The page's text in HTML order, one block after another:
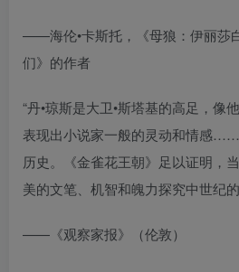
——海伦•卡斯托，《母狼：伊丽莎
们》的作者
“丹•琼斯是大卫•斯塔基的高足，像
表现出小说家一般的灵动和情感
历史。《金雀花王朝》足以证明，
美的文笔、机智和魄力探究中世纪
——《观察家报》（伦敦）